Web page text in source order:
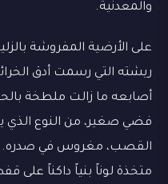
والمعدنية.
على الأرضية المفروشة
ريشته التي رسمت أدق
أصابعه ما زالت ملطخة
فضي صغير، من النوع الذي
القصب، مغروس في صدره.
متخذة لوناً بنياً داكناً على